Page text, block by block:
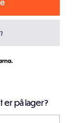
er på lager?